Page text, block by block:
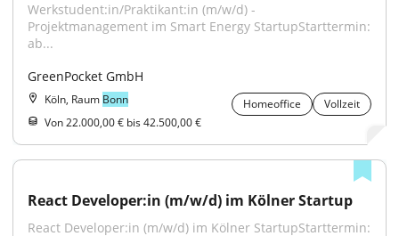
Werkstudent:in/Praktikant:in (m/w/d) -
Projektmanagement im Smart Energy StartupStarttermin:
ab...
GreenPocket GmbH
Köln, Raum Bonn Homeoffice
Vollzeit
Von 22.000,00 € bis 42.500,00 €
React Developer:in (m/w/d) im Kölner Startup
React Developer:in (m/w/d) im Kölner StartupStarttermin: